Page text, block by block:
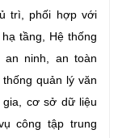
trì, phối hợp với
tầng, Hệ thống
an ninh, an toàn
quản lý văn
cơ sở dữ liệu
công tập trung